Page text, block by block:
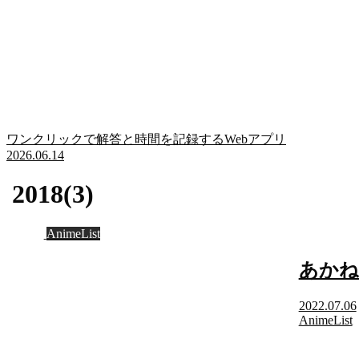
ワンクリックで解答と時間を記録するWebアプリ
2026.06.14
2018(3)
AnimeList
あか
2022.07.06
AnimeList